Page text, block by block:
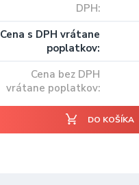
DPH
Cena s DPH vrátane
poplatkov
Cena bez DPH
vrátane poplatkov
DO KOŠÍKA